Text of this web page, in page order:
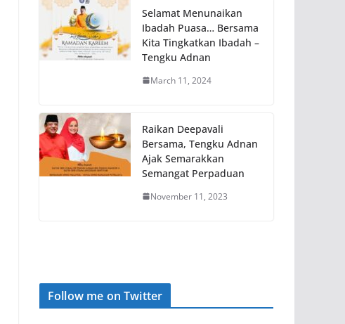
Selamat Menunaikan
Ibadah Puasa… Bersama
Kita Tingkatkan Ibadah –
Tengku Adnan
March 11, 2024
Raikan Deepavali
Bersama, Tengku Adnan
Ajak Semarakkan
Semangat Perpaduan
November 11, 2023
Follow me on Twitter